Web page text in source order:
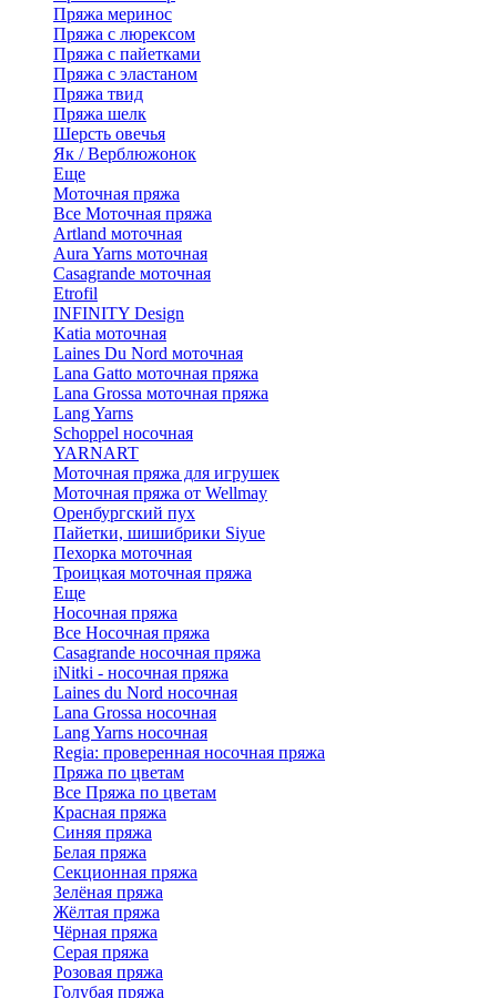
Пряжа меринос
Пряжа с люрексом
Пряжа с пайетками
Пряжа с эластаном
Пряжа твид
Пряжа шелк
Шерсть овечья
Як / Верблюжонок
Еще
Моточная пряжа
Все Моточная пряжа
Artland моточная
Aura Yarns моточная
Casagrande моточная
Etrofil
INFINITY Design
Katia моточная
Laines Du Nord моточная
Lana Gatto моточная пряжа
Lana Grossa моточная пряжа
Lang Yarns
Schoppel носочная
YARNART
Моточная пряжа для игрушек
Моточная пряжа от Wellmay
Оренбургский пух
Пайетки, шишибрики Siyue
Пехорка моточная
Троицкая моточная пряжа
Еще
Носочная пряжа
Все Носочная пряжа
Casagrande носочная пряжа
iNitki - носочная пряжа
Laines du Nord носочная
Lana Grossa носочная
Lang Yarns носочная
Regia: проверенная носочная пряжа
Пряжа по цветам
Все Пряжа по цветам
Красная пряжа
Синяя пряжа
Белая пряжа
Секционная пряжа
Зелёная пряжа
Жёлтая пряжа
Чёрная пряжа
Серая пряжа
Розовая пряжа
Голубая пряжа